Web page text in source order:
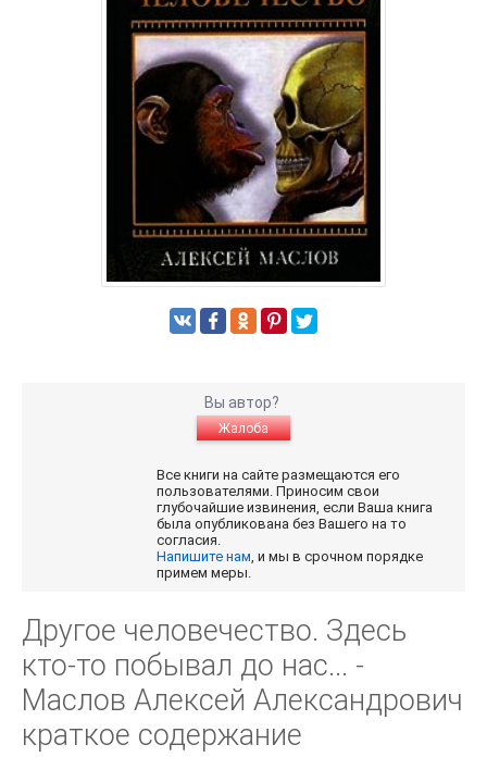
Вы автор?
Жалоба
Все книги на сайте размещаются его
пользователями. Приносим свои
глубочайшие извинения, если Ваша книга
была опубликована без Вашего на то
согласия.
Напишите нам, и мы в срочном порядке
примем меры.
Другое человечество. Здесь
кто-то побывал до нас... -
Маслов Алексей Александрович
краткое содержание